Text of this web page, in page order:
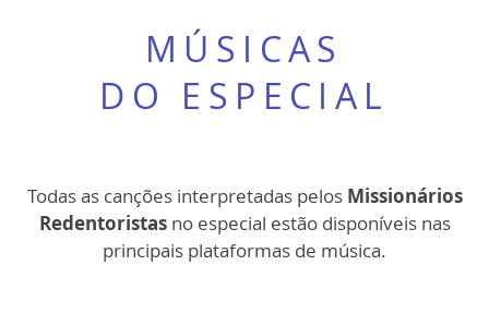
MÚSICAS
DO ESPECIAL
Todas as canções interpretadas pelos Missionários
Redentoristasno especial estão disponíveis nas
principais plataformas de música.